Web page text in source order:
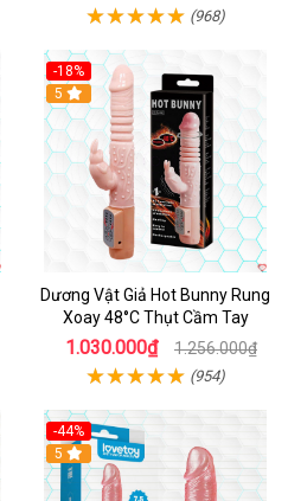
(968)
-18%
Hot
5
Dương Vật Giả Hot Bunny Rung
Xoay 48°C Thụt Cầm Tay
1.030.000₫ 1.256.000₫
(954)
-44%
Hot
5